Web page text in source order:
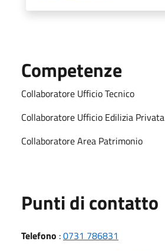
Competenze
Collaboratore Ufficio Tecnico
Collaboratore Ufficio Edilizia Privata
Collaboratore Area Patrimonio
Punti di contatto
Telefono :0731 786831